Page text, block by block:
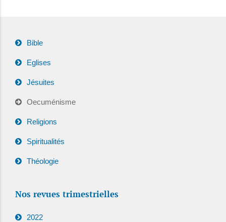
Bible
Eglises
Jésuites
Oecuménisme
Religions
Spiritualités
Théologie
Nos revues trimestrielles
2022